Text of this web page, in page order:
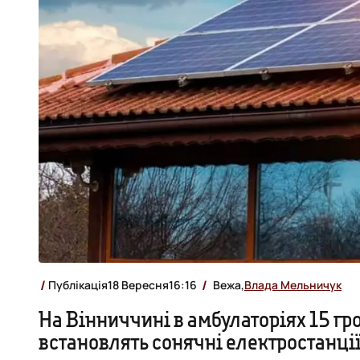
Публікація18 Вересня16:16 Вежа,Влада Мельничук
На Вінниччині в амбулаторіях 15
встановлять сонячні